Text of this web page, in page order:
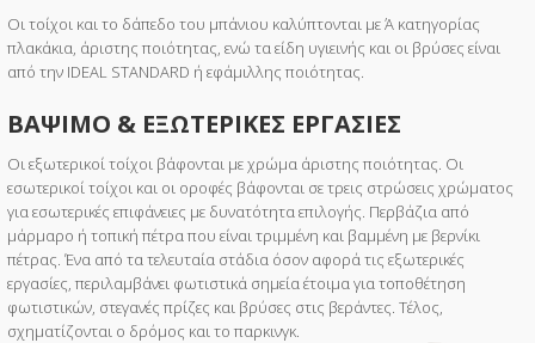
Οι τοίχοι και το δάπεδο του μπάνιου καλύπτονται με Ά κατηγορίας
πλακάκια, άριστης ποιότητας, ενώ τα είδη υγιεινής και οι βρύσες είναι
από την IDEAL STANDARD ή εφάμιλλης ποιότητας.
ΒΑΨΙΜΟ & ΕΞΩΤΕΡΙΚΕΣ ΕΡΓΑΣΙΕΣ
Οι εξωτερικοί τοίχοι βάφονται με χρώμα άριστης ποιότητας. Οι
εσωτερικοί τοίχοι και οι οροφές βάφονται σε τρεις στρώσεις χρώματος
για εσωτερικές επιφάνειες με δυνατότητα επιλογής. Περβάζια από
μάρμαρο ή τοπική πέτρα που είναι τριμμένη και βαμμένη με βερνίκι
πέτρας. Ένα από τα τελευταία στάδια όσον αφορά τις εξωτερικές
εργασίες, περιλαμβάνει φωτιστικά σημεία έτοιμα για τοποθέτηση
φωτιστικών, στεγανές πρίζες και βρύσες στις βεράντες. Τέλος,
σχηματίζονται ο δρόμος και το παρκινγκ.